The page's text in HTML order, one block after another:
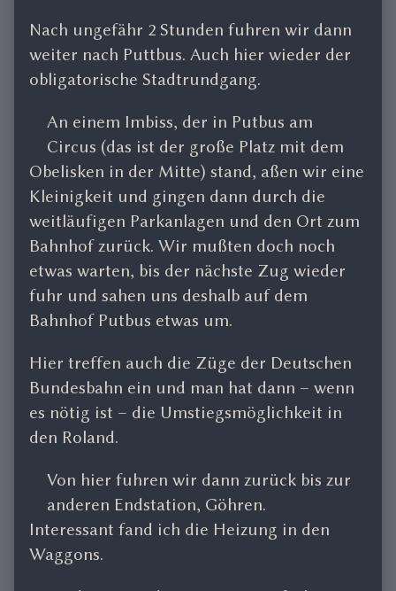
Nach ungefähr 2 Stunden fuhren wir dann
weiter nach Puttbus. Auch hier wieder der
obligatorische Stadtrundgang.
An einem Imbiss, der in Putbus am
Circus (das ist der große Platz mit dem
Obelisken in der Mitte) stand, aßen wir eine
Kleinigkeit und gingen dann durch die
weitläufigen Parkanlagen und den Ort zum
Bahnhof zurück. Wir mußten doch noch
etwas warten, bis der nächste Zug wieder
fuhr und sahen uns deshalb auf dem
Bahnhof Putbus etwas um.
Hier treffen auch die Züge der Deutschen
Bundesbahn ein und man hat dann – wenn
es nötig ist – die Umstiegsmöglichkeit in
den Roland.
Von hier fuhren wir dann zurück bis zur
anderen Endstation, Göhren.
Interessant fand ich die Heizung in den
Waggons.